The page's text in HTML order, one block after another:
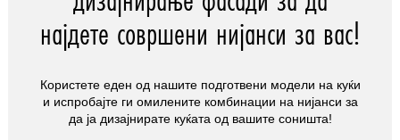
најдете совршени нијанси за вас!
Користете еден од нашите подготвени модели на куќи
и испробајте ги омилените комбинации на нијанси за
да ја дизајнирате куќата од вашите соништа!